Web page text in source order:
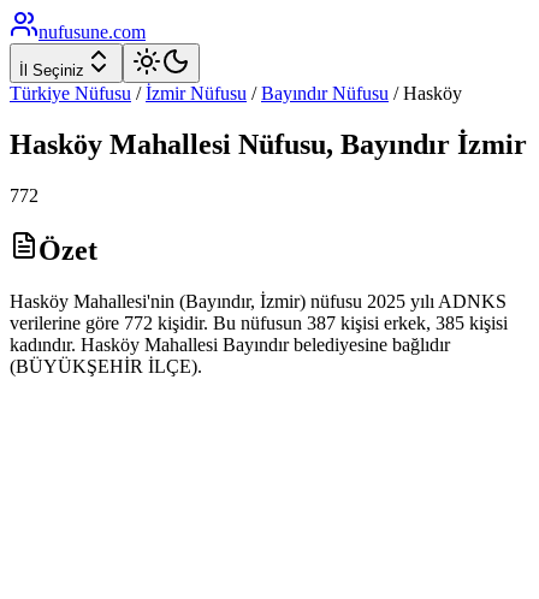
nufusune.com
İl Seçiniz
Türkiye Nüfusu / İzmirNüfusu / BayındırNüfusu /Hasköy
Hasköy Mahallesi Nüfusu, Bayındır İzmir
772
Özet
Hasköy Mahallesi'nin (Bayındır, İzmir) nüfusu 2025 yılı ADNKS
verilerine göre 772 kişidir. Bu nüfusun 387 kişisi erkek, 385 kişisi
kadındır. Hasköy Mahallesi Bayındır belediyesine bağlıdır
(BÜYÜKŞEHİR İLÇE).